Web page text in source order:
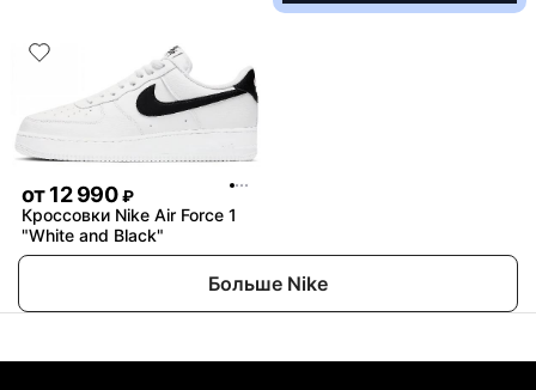
от12 990 ₽
Кроссовки Nike Air Force 1
"White and Black"
Больше Nike